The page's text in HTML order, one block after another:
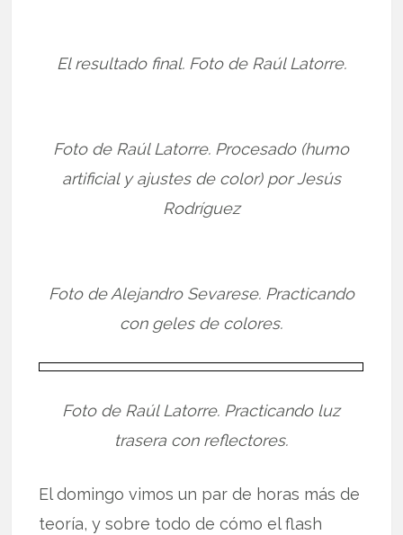
El resultado final. Foto de Raúl Latorre.
Foto de Raúl Latorre. Procesado (humo
artificial y ajustes de color) por Jesús
Rodríguez
Foto de Alejandro Sevarese. Practicando
con geles de colores.
Foto de Raúl Latorre. Practicando luz
trasera con reflectores.
El domingo vimos un par de horas más de
teoría, y sobre todo de cómo el flash